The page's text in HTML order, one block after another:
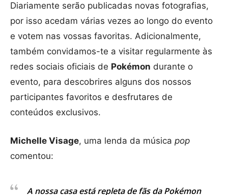
Diariamente serão publicadas novas fotografias,
por isso acedam várias vezes ao longo do evento
e votem nas vossas favoritas. Adicionalmente,
também convidamos-te a visitar regularmente às
redes sociais oficiais de Pokémon durante o
evento, para descobrires alguns dos nossos
participantes favoritos e desfrutares de
conteúdos exclusivos.
Michelle Visage, uma lenda da música pop
comentou:
A nossa casa está repleta de fãs da Pokémon